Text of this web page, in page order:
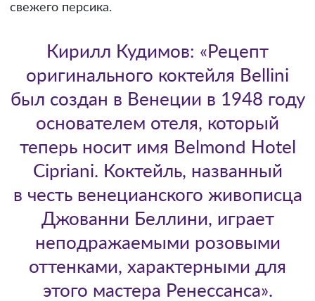
свежего персика.
Кирилл Кудимов: «Рецепт
оригинального коктейля Bellini
был создан в Венеции в 1948 году
основателем отеля, который
теперь носит имя Belmond Hotel
Cipriani. Коктейль, названный
в честь венецианского живописца
Джованни Беллини, играет
неподражаемыми розовыми
оттенками, характерными для
этого мастера Ренессанса».